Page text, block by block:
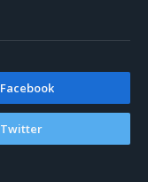
Facebook
Twitter